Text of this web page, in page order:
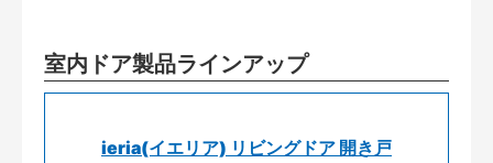
室内ドア製品ラインアップ
ieria(イエリア) リビングドア 開き戸